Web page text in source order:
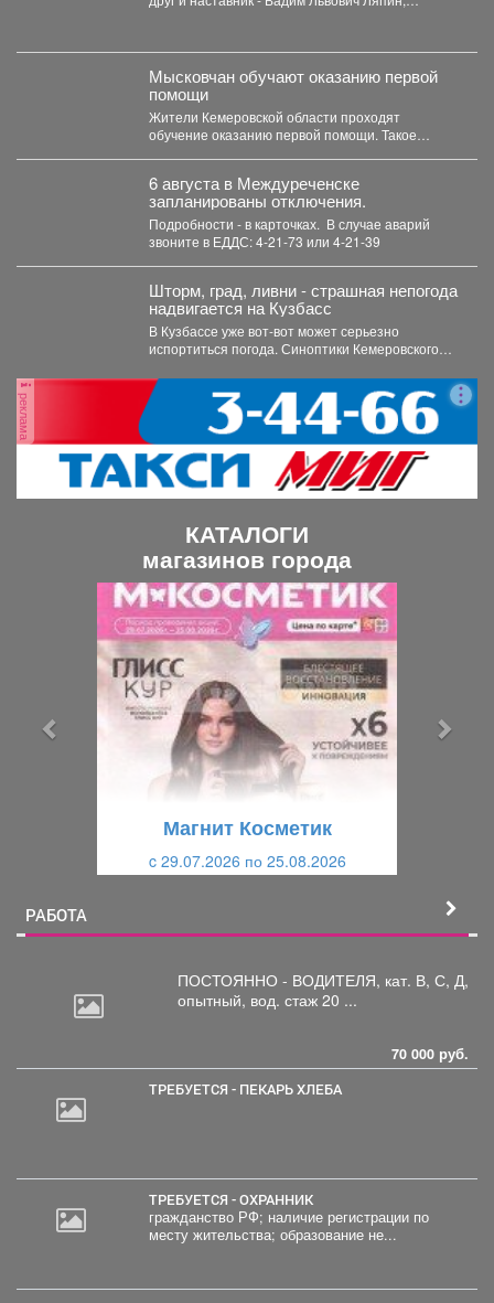
Мысковчан обучают оказанию первой
помощи
Жители Кемеровской области проходят
обучение оказанию первой помощи. Такое
6 августа в Междуреченске
запланированы отключения.
Подробности - в карточках. ️ В случае аварий
звоните в ЕДДС: 4-21-73 или 4-21-39
Шторм, град, ливни - страшная непогода
надвигается на Кузбасс
В Кузбассе уже вот-вот может серьезно
испортиться погода. Синоптики Кемеровского
реклама
КАТАЛОГИ
магазинов города
Магнит Косметик
c 29.07.2026 по 25.08.2026
РАБОТА
ПОСТОЯННО - ВОДИТЕЛЯ, кат. В, С, Д,
опытный, вод. стаж 20 ...
70 000 руб.
ТРЕБУЕТСЯ - ПЕКАРЬ ХЛЕБА
ТРЕБУЕТСЯ - ОХРАННИК
гражданство РФ; наличие регистрации по
месту жительства; образование не...